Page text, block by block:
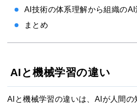
AI技術の体系理解から組織の
まとめ
AIと機械学習の違い
AIと機械学習の違いは、AIが人間の